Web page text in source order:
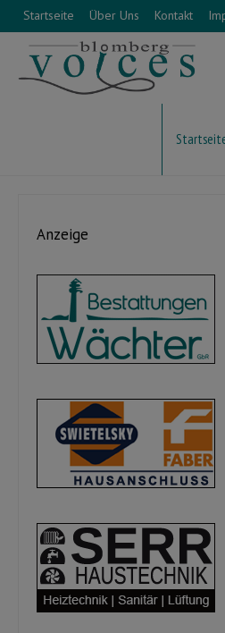
Startseite Über Uns Kontakt
Anzeige